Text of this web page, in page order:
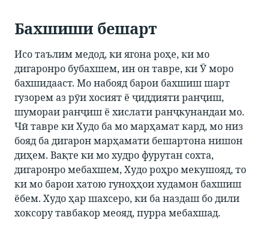
Бахшиши бешарт
Исо таълим медод, ки ягона роҳе, ки мо
дигаронро бубахшем, ин он тавре, ки Ӯ моро
бахшидааст. Мо набояд барои бахшиш шарт
гузорем аз рӯи хосият ё ҷиддияти ранҷиш,
шумораи ранҷиш ё хислати ранҷкунандаи мо.
Чӣ тавре ки Худо ба мо марҳамат кард, мо низ
бояд ба дигарон марҳамати бешартона нишон
диҳем. Вақте ки мо худро фурутан сохта,
дигаронро мебахшем, Худо роҳро мекушояд, то
ки мо барои хатою гуноҳҳои худамон бахшиш
ёбем. Худо ҳар шахсеро, ки ба наздаш бо дили
хоксору тавбакор меояд, пурра мебахшад.